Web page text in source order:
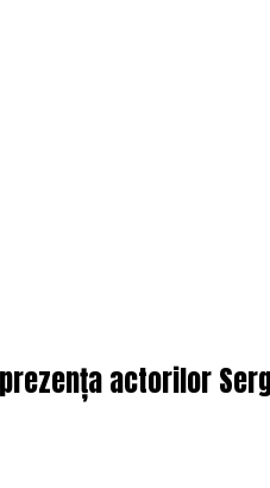
actorilor